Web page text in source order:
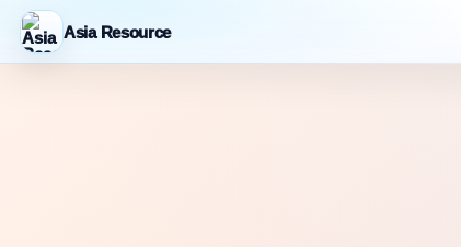
Asia Resource